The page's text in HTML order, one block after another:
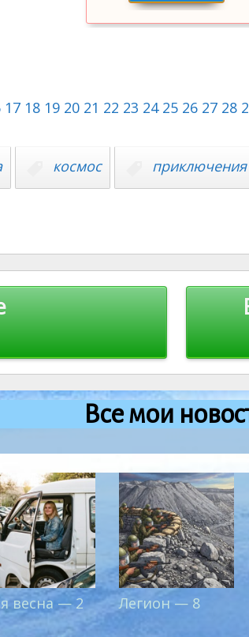
17 18 19 20 21 22 23 24 25 26 27 28
космос приключения
Все мои
весна — 2 Легион — 8